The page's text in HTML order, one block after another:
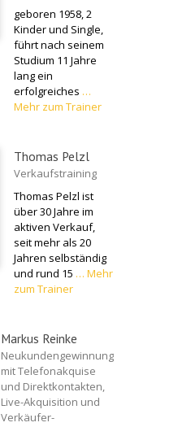
geboren 1958, 2
Kinder und Single,
führt nach seinem
Studium 11 Jahre
lang ein
erfolgreiches …
Mehr zum Trainer
Thomas Pelzl
Verkaufstraining
Thomas Pelzl ist
über 30 Jahre im
aktiven Verkauf,
seit mehr als 20
Jahren selbständig
und rund 15 … Mehr
zum Trainer
Markus Reinke
Neukundengewinnung
mit Telefonakquise
und Direktkontakten,
Live-Akquisition und
Verkäufer-